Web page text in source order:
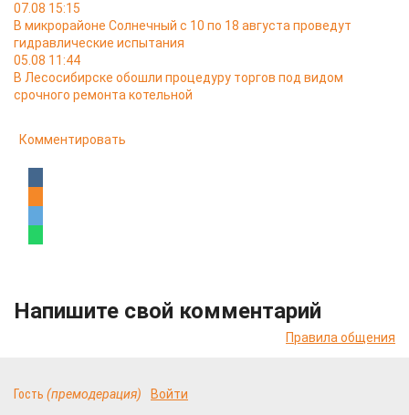
07.08 15:15
В микрорайоне Солнечный с 10 по 18 августа проведут
гидравлические испытания
05.08 11:44
В Лесосибирске обошли процедуру торгов под видом
срочного ремонта котельной
Комментировать
Напишите свой комментарий
Правила общения
Гость (премодерация) Войти